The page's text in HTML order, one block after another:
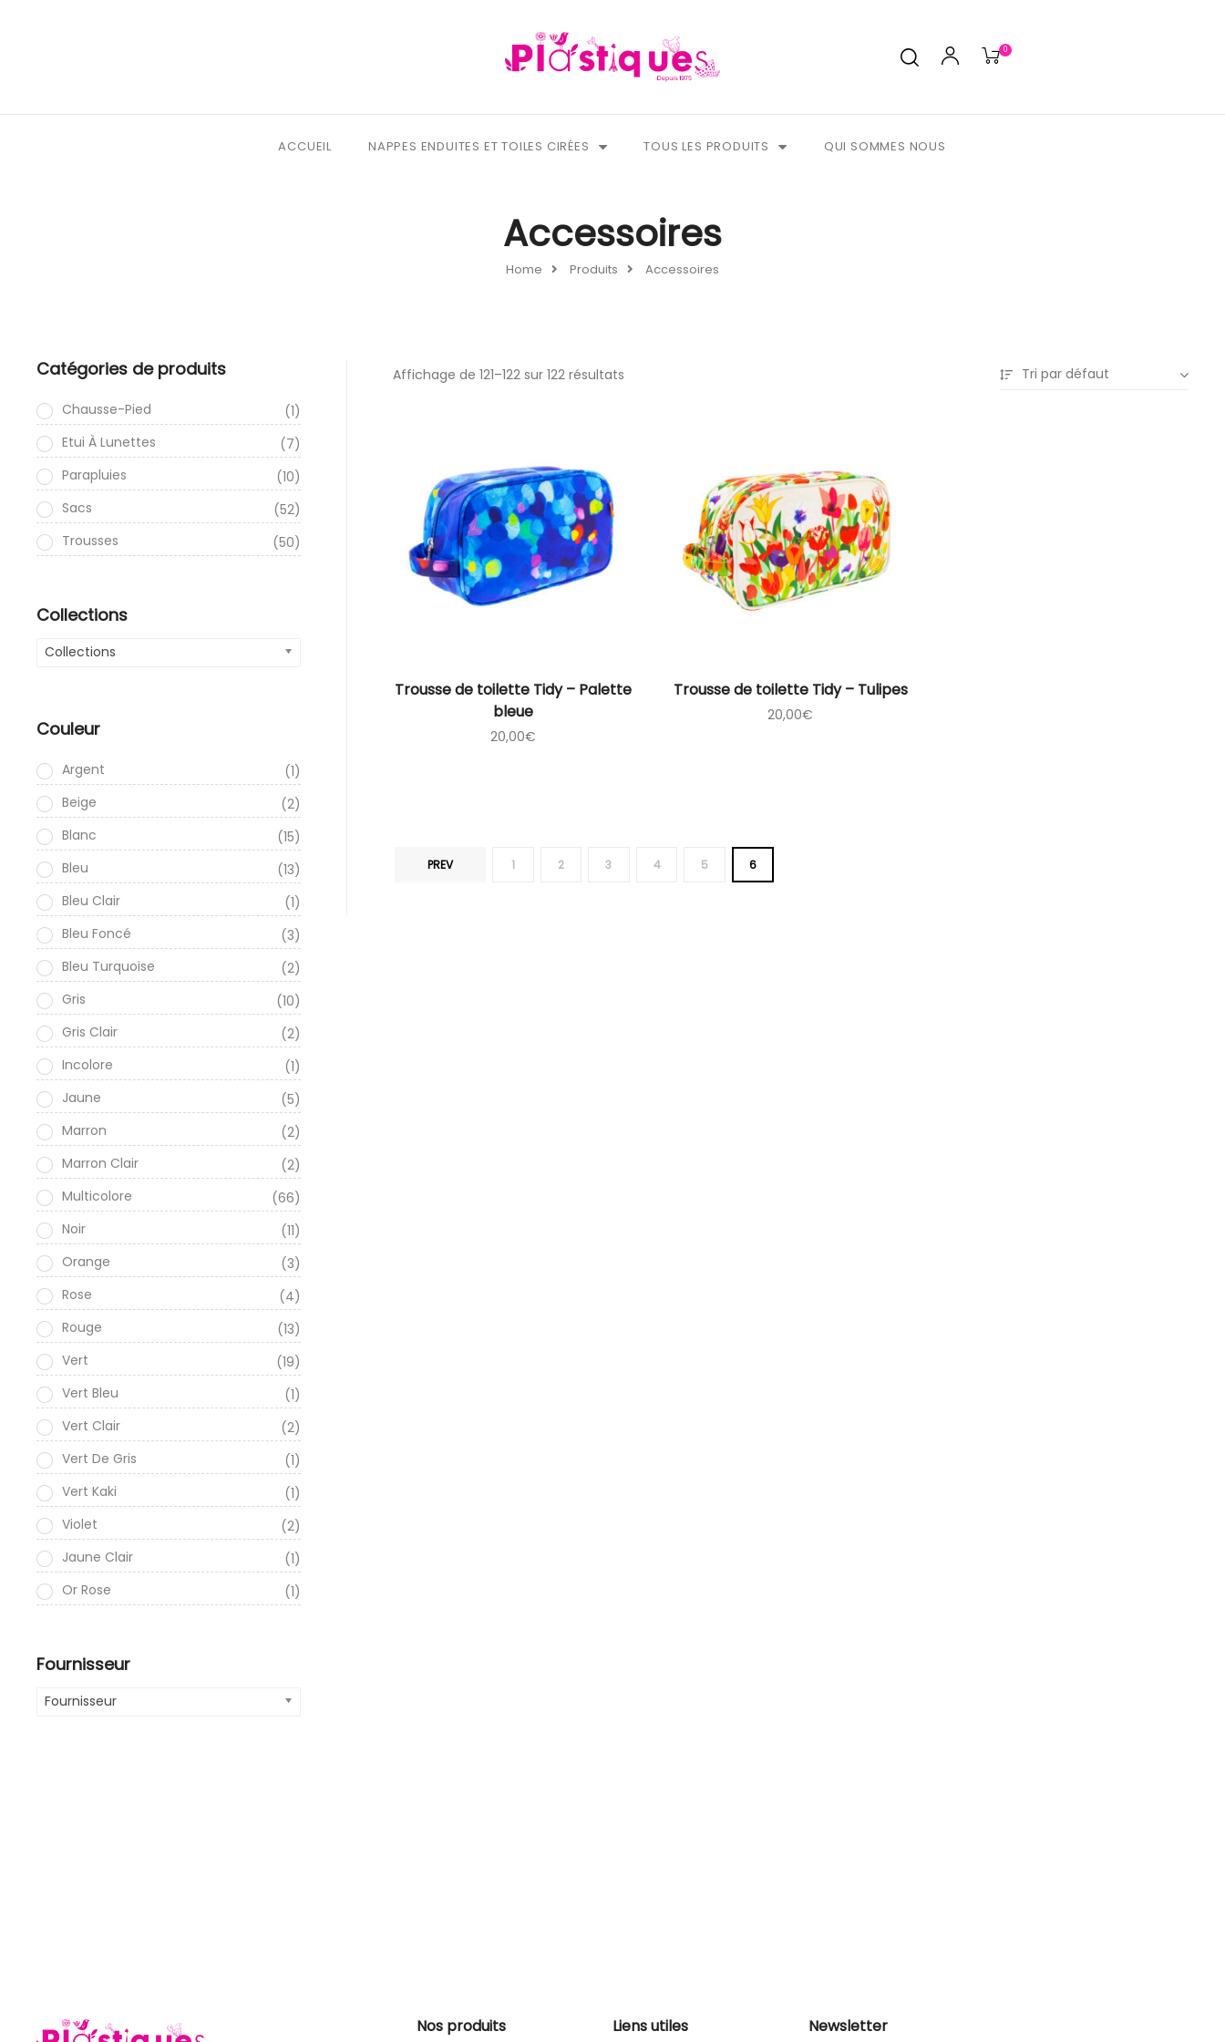
0
ACCUEIL NAPPES ENDUITES ET TOILES CIRÉES TOUS LES PRODUITS QUI SOMMES NOUS
Home Produits Accessoires
Accessoires
Affichage de 121–122 sur 122 résultats Tri par défaut
Trousse de toilette Tidy – Palette
bleue
20,00€
Trousse de toilette Tidy – Tulipes
20,00€
PREV 1 2 3 4 5 6
Catégories de produits
Chausse-Pied
(1)
Etui À Lunettes
(7)
Parapluies
(10)
Sacs
(52)
Trousses
(50)
Collections
Collections
Couleur
Argent
(1)
Beige
(2)
Blanc
(15)
Bleu
(13)
Bleu Clair
(1)
Bleu Foncé
(3)
Bleu Turquoise
(2)
Gris
(10)
Gris Clair
(2)
Incolore
(1)
Jaune
(5)
Marron
(2)
Marron Clair
(2)
Multicolore
(66)
Noir
(11)
Orange
(3)
Rose
(4)
Rouge
(13)
Vert
(19)
Vert Bleu
(1)
Vert Clair
(2)
Vert De Gris
(1)
Vert Kaki
(1)
Violet
(2)
Jaune Clair
(1)
Or Rose
(1)
Fournisseur
Fournisseur
Nos produits Liens utiles Newsletter